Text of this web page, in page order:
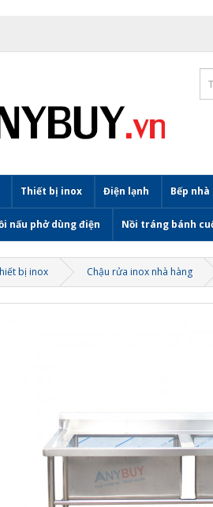
Thiết bị inox Điện lạnh Bếp
nấu phở dùng điện Nồi tráng bánh
bị inox Chậu rửa inox nhà hàng